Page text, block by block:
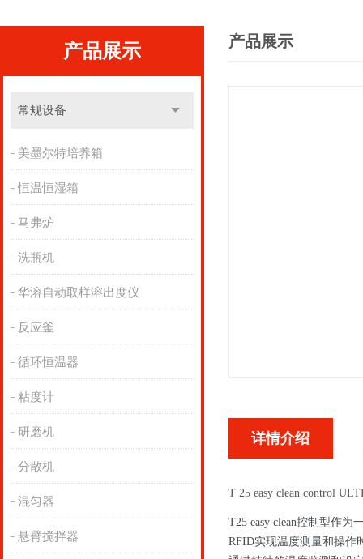
产品展示
常规设备
美墨尔特培养箱
恒温恒湿箱
马弗炉
洗瓶机
华溶自动取样溶出度仪
反应釜
循环恒温器
粘度计
研磨机
分散机
混匀器
悬臂搅拌器
产品展示
详情介绍
T 25 easy clean control
T25 easy clean控制型作为
RFID实现温度测量和操作